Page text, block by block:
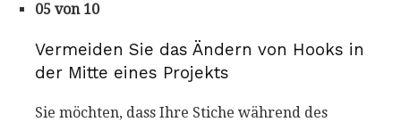
05 von 10
Vermeiden Sie das Ändern von Hooks in
der Mitte eines Projekts
Sie möchten, dass Ihre Stiche während des